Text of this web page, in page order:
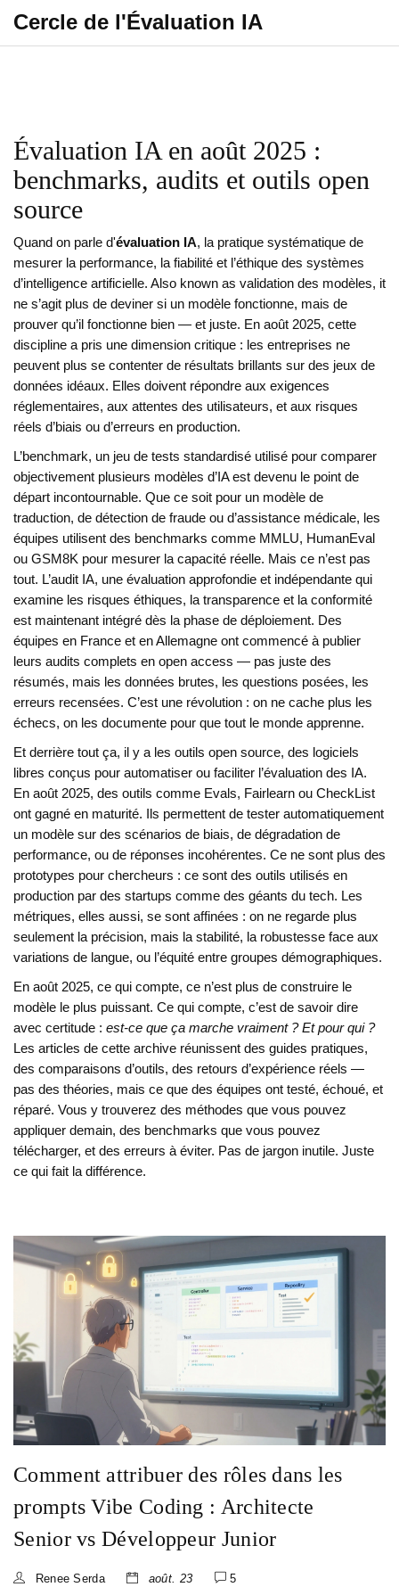
Cercle de l'Évaluation IA
Évaluation IA en août 2025 :
benchmarks, audits et outils open
source
Quand on parle d'évaluation IA, la pratique systématique de
mesurer la performance, la fiabilité et l’éthique des systèmes
d’intelligence artificielle. Also known as validation des modèles, it
ne s’agit plus de deviner si un modèle fonctionne, mais de
prouver qu’il fonctionne bien — et juste. En août 2025, cette
discipline a pris une dimension critique : les entreprises ne
peuvent plus se contenter de résultats brillants sur des jeux de
données idéaux. Elles doivent répondre aux exigences
réglementaires, aux attentes des utilisateurs, et aux risques
réels d’biais ou d’erreurs en production.
L’benchmark, un jeu de tests standardisé utilisé pour comparer
objectivement plusieurs modèles d’IAest devenu le point de
départ incontournable. Que ce soit pour un modèle de
traduction, de détection de fraude ou d’assistance médicale, les
équipes utilisent des benchmarks comme MMLU, HumanEval
ou GSM8K pour mesurer la capacité réelle. Mais ce n’est pas
tout. L’audit IA, une évaluation approfondie et indépendante qui
examine les risques éthiques, la transparence et la conformité
est maintenant intégré dès la phase de déploiement. Des
équipes en France et en Allemagne ont commencé à publier
leurs audits complets en open access — pas juste des
résumés, mais les données brutes, les questions posées, les
erreurs recensées. C’est une révolution : on ne cache plus les
échecs, on les documente pour que tout le monde apprenne.
Et derrière tout ça, il y a les outils open source, des logiciels
libres conçus pour automatiser ou faciliter l’évaluation des IA.
En août 2025, des outils comme Evals, Fairlearn ou CheckList
ont gagné en maturité. Ils permettent de tester automatiquement
un modèle sur des scénarios de biais, de dégradation de
performance, ou de réponses incohérentes. Ce ne sont plus des
prototypes pour chercheurs : ce sont des outils utilisés en
production par des startups comme des géants du tech. Les
métriques, elles aussi, se sont affinées : on ne regarde plus
seulement la précision, mais la stabilité, la robustesse face aux
variations de langue, ou l’équité entre groupes démographiques.
En août 2025, ce qui compte, ce n’est plus de construire le
modèle le plus puissant. Ce qui compte, c’est de savoir dire
avec certitude : est-ce que ça marche vraiment ? Et pour qui ?
Les articles de cette archive réunissent des guides pratiques,
des comparaisons d’outils, des retours d’expérience réels —
pas des théories, mais ce que des équipes ont testé, échoué, et
réparé. Vous y trouverez des méthodes que vous pouvez
appliquer demain, des benchmarks que vous pouvez
télécharger, et des erreurs à éviter. Pas de jargon inutile. Juste
ce qui fait la différence.
Comment attribuer des rôles dans les
prompts Vibe Coding : Architecte
Senior vs Développeur Junior
Renee Serda août. 23 5